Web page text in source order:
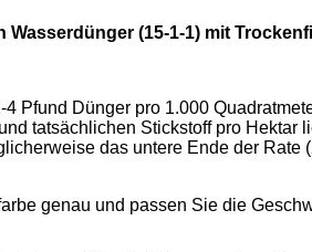
(15-1-1) mit
Pfund Dünger pro 1.000
tatsächlichen Stickstoff pro Hektar
das untere Ende der
genau und passen Sie die